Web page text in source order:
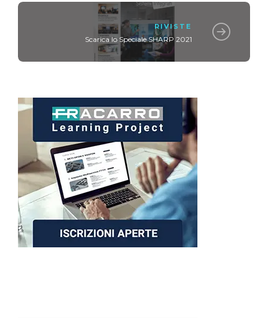
RIVISTE
Scarica lo Speciale SHARP 2021